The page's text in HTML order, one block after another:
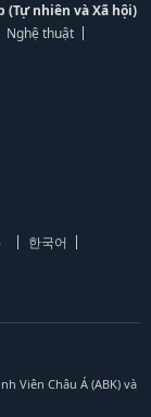
(Tự nhiên và Xã hội)
Nghệ thuật
한국어
Viên Châu Á (ABK) và